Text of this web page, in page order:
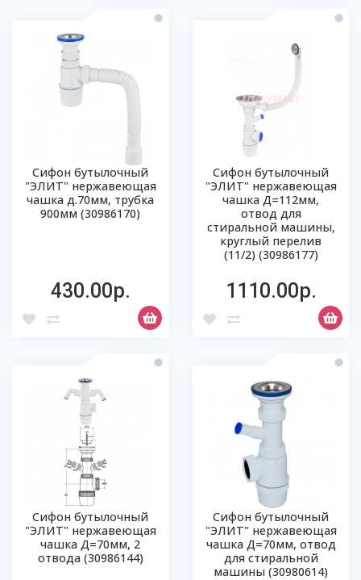
Сифон бутылочный
"ЭЛИТ" нержавеющая
чашка д.70мм, трубка
900мм (30986170)
430.00р.
Сифон бутылочный
"ЭЛИТ" нержавеющая
чашка Д=112мм,
отвод для
стиральной машины,
круглый перелив
(11/2) (30986177)
1110.00р.
Сифон бутылочный
"ЭЛИТ" нержавеющая
чашка Д=70мм, 2
отвода (30986144)
Сифон бутылочный
"ЭЛИТ" нержавеющая
чашка Д=70мм, отвод
для стиральной
машины (30980614)